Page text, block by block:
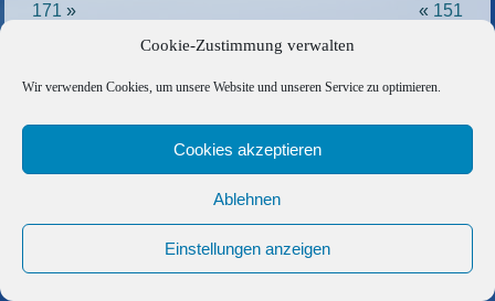
Cookie-Zustimmung verwalten
Wir verwenden Cookies, um unsere Website und unseren Service zu optimieren.
Cookies akzeptieren
Ablehnen
Einstellungen anzeigen
171 » « 151
Copyright © 2026 Barfuss Segelreisen GmbH
AGB|Befreundete Links